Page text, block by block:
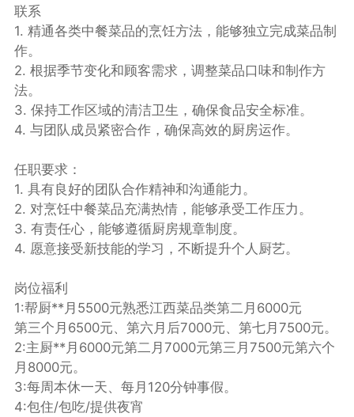
联系
1. 精通各类中餐菜品的烹饪方法，能够独立完成菜品制
作。
2. 根据季节变化和顾客需求，调整菜品口味和制作方
法。
3. 保持工作区域的清洁卫生，确保食品安全标准。
4. 与团队成员紧密合作，确保高效的厨房运作。
任职要求：
1. 具有良好的团队合作精神和沟通能力。
2. 对烹饪中餐菜品充满热情，能够承受工作压力。
3. 有责任心，能够遵循厨房规章制度。
4. 愿意接受新技能的学习，不断提升个人厨艺。
岗位福利
1:帮厨**月5500元熟悉江西菜品类第二月6000元
第三个月6500元、第六月后7000元、第七月7500元。
2:主厨**月6000元第二月7000元第三月7500元第六个
月8000元。
3:每周本休一天、每月120分钟事假。
4:包住/包吃/提供夜宵